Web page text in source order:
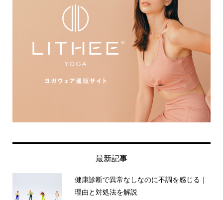
最新記事
健康診断で異常なしなのに不調を感じる｜
理由と対処法を解説